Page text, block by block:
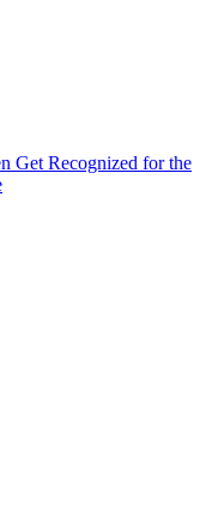
Get Recognized for the